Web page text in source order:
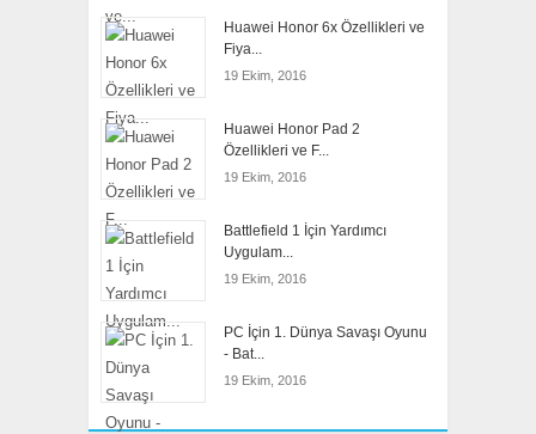
Huawei Honor 6x Özellikleri ve
Fiya...
19 Ekim, 2016
Huawei Honor Pad 2
Özellikleri ve F...
19 Ekim, 2016
Battlefield 1 İçin Yardımcı
Uygulam...
19 Ekim, 2016
PC İçin 1. Dünya Savaşı Oyunu
- Bat...
19 Ekim, 2016